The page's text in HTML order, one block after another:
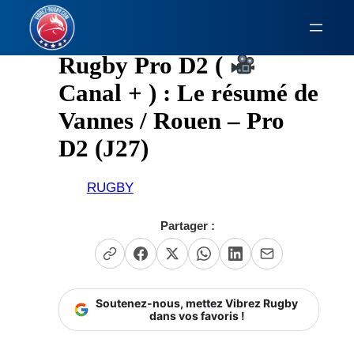
Aller
contenu Rugby Pro D2 (
Canal + ) : Le résumé de
Vannes / Rouen – Pro
D2 (J27)
RUGBY
Partager :
Soutenez-nous, mettez Vibrez Rugby
dans vos favoris !